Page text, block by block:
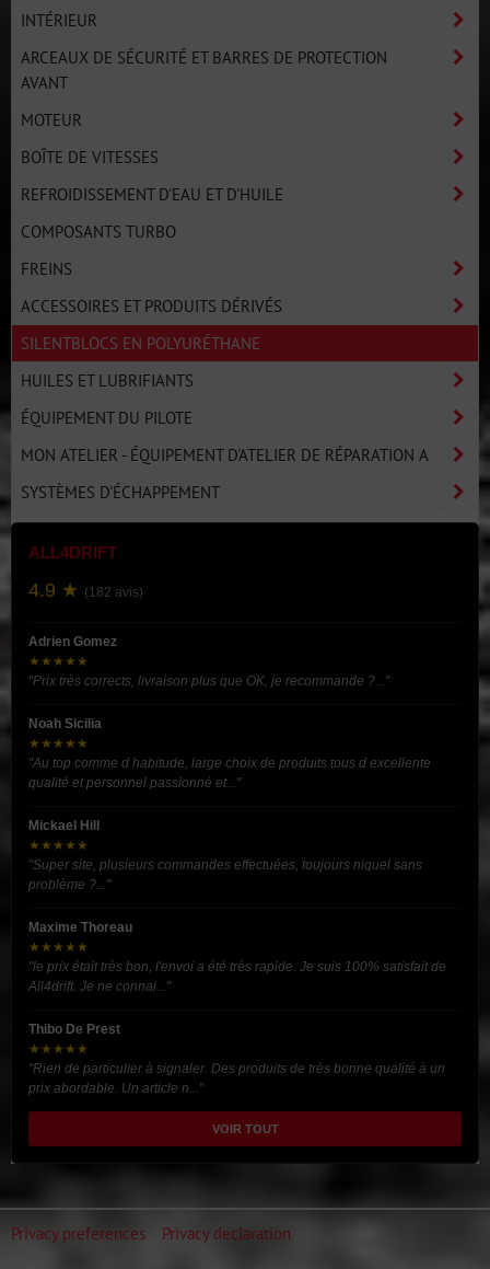
INTÉRIEUR
ARCEAUX DE SÉCURITÉ ET BARRES DE PROTECTION
AVANT
MOTEUR
BOÎTE DE VITESSES
REFROIDISSEMENT D'EAU ET D'HUILE
COMPOSANTS TURBO
FREINS
ACCESSOIRES ET PRODUITS DÉRIVÉS
SILENTBLOCS EN POLYURÉTHANE
HUILES ET LUBRIFIANTS
ÉQUIPEMENT DU PILOTE
MON ATELIER - ÉQUIPEMENT D'ATELIER DE RÉPARATION A
SYSTÈMES D'ÉCHAPPEMENT
ALL4DRIFT
4.9 ★ (182 avis)
Adrien Gomez
★★★★★
"Prix très corrects, livraison plus que OK, je recommande ?..."
Noah Sicilia
★★★★★
"Au top comme d habitude, large choix de produits tous d excellente
qualité et personnel passionné et..."
Mickael Hill
★★★★★
"Super site, plusieurs commandes effectuées, toujours niquel sans
problème ?..."
Maxime Thoreau
★★★★★
"le prix était très bon, l'envoi a été très rapide. Je suis 100% satisfait de
All4drift. Je ne connai..."
Thibo De Prest
★★★★★
"Rien de particulier à signaler. Des produits de très bonne qualité à un
prix abordable. Un article n..."
VOIR TOUT
Privacy preferences Privacy declaration